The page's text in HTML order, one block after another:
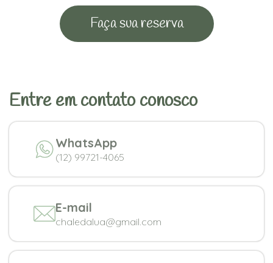
Faça sua reserva
Entre em contato conosco
WhatsApp
(12) 99721-4065
E-mail
chaledalua@gmail.com